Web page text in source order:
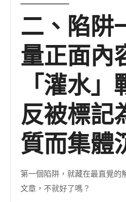
二、陷阱
量正面內
「灌水」
反被標記
質而集體
第一個陷阱，就藏在最直覺的
文章，不就好了嗎？